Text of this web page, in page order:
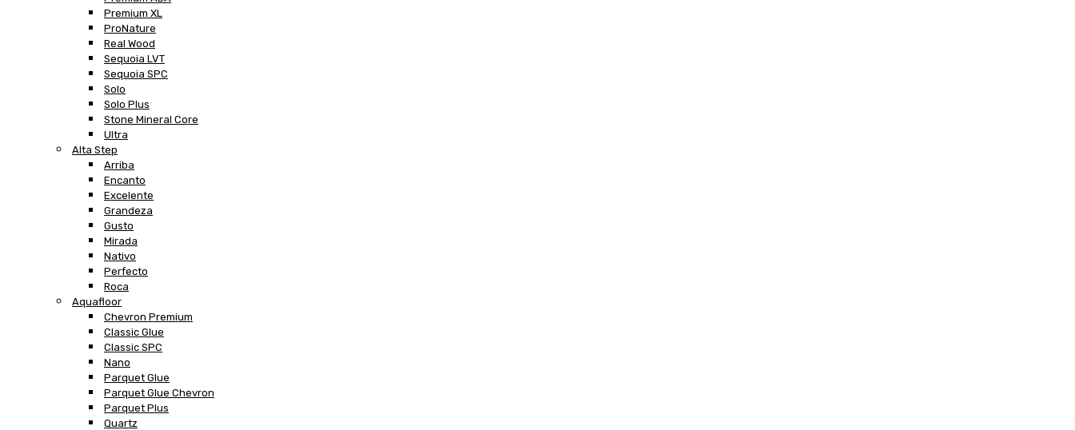
Premium XL
ProNature
Real Wood
Sequoia LVT
Sequoia SPC
Solo
Solo Plus
Stone Mineral Core
Ultra
Alta Step
Arriba
Encanto
Excelente
Grandeza
Gusto
Mirada
Nativo
Perfecto
Roca
Aquafloor
Chevron Premium
Classic Glue
Classic SPC
Nano
Parquet Glue
Parquet Glue Chevron
Parquet Plus
Quartz